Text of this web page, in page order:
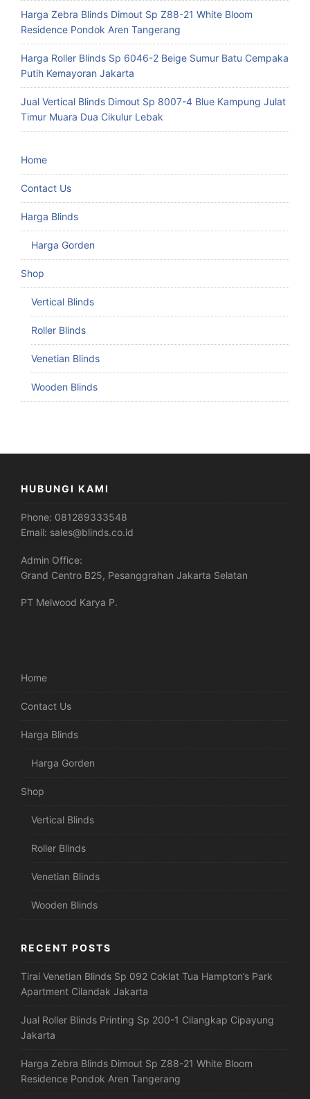
Harga Zebra Blinds Dimout Sp Z88-21 White Bloom
Residence Pondok Aren Tangerang
Harga Roller Blinds Sp 6046-2 Beige Sumur Batu Cempaka
Putih Kemayoran Jakarta
Jual Vertical Blinds Dimout Sp 8007-4 Blue Kampung Julat
Timur Muara Dua Cikulur Lebak
Home
Contact Us
Harga Blinds
Harga Gorden
Shop
Vertical Blinds
Roller Blinds
Venetian Blinds
Wooden Blinds
HUBUNGI KAMI
Phone: 081289333548
Email: sales@blinds.co.id
Admin Office:
Grand Centro B25, Pesanggrahan Jakarta Selatan
PT Melwood Karya P.
Home
Contact Us
Harga Blinds
Harga Gorden
Shop
Vertical Blinds
Roller Blinds
Venetian Blinds
Wooden Blinds
RECENT POSTS
Tirai Venetian Blinds Sp 092 Coklat Tua Hampton’s Park
Apartment Cilandak Jakarta
Jual Roller Blinds Printing Sp 200-1 Cilangkap Cipayung
Jakarta
Harga Zebra Blinds Dimout Sp Z88-21 White Bloom
Residence Pondok Aren Tangerang